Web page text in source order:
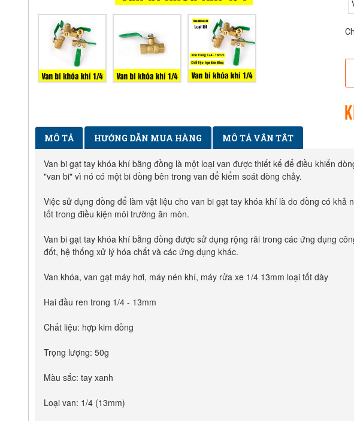
MÔ TẢ HƯỚNG DẪN MUA HÀNG MÔ TẢ VẮN TẮT
Van bi gạt tay khóa khí bằng đồng là một loại van được thiết kế để điều khiển
"van bi" vì nó có một bi đồng bên trong van để kiểm soát dòng chảy.
Việc sử dụng đồng để làm vật liệu cho van bi gạt tay khóa khí là do đồng có
tốt trong điều kiện môi trường ăn mòn.
Van bi gạt tay khóa khí bằng đồng được sử dụng rộng rãi trong các ứng dụng
đốt, hệ thống xử lý hóa chất và các ứng dụng khác.
Van khóa, van gạt máy hơi, máy nén khí, máy rửa xe 1/4 13mm loại tốt dày
Hai đầu ren trong 1/4 - 13mm
Chất liệu: hợp kim đồng
Trọng lượng: 50g
Màu sắc: tay xanh
Loại van: 1/4 (13mm)